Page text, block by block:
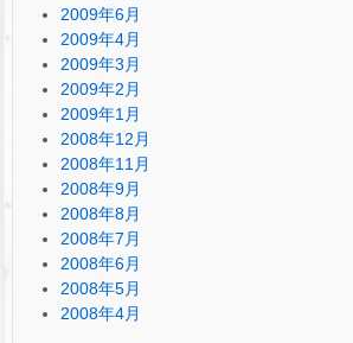
2009年6月
2009年4月
2009年3月
2009年2月
2009年1月
2008年12月
2008年11月
2008年9月
2008年8月
2008年7月
2008年6月
2008年5月
2008年4月